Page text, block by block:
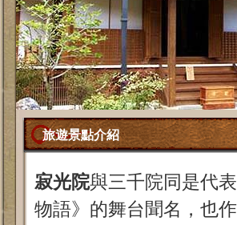
旅遊景點介紹
寂光院與三千院同是代
物語》的舞台聞名，也